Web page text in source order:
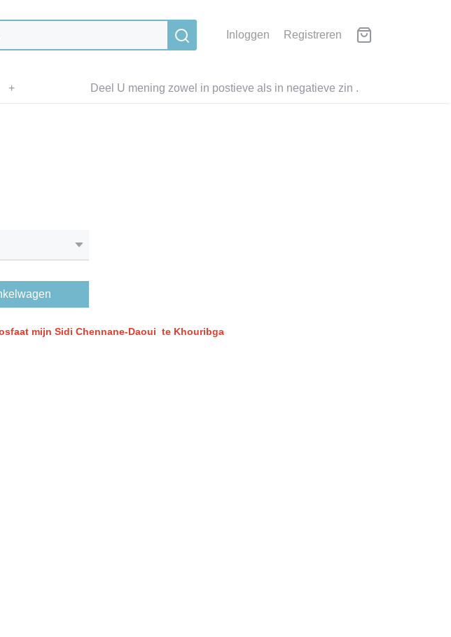
Inloggen Registreren
Deel U mening zowel in postieve als in negatieve zin .
+
mijn Sidi Chennane-Daoui te Khouribga